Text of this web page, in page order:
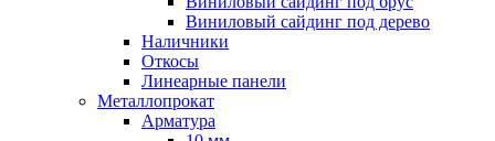
Виниловый сайдинг под дерево
Наличники
Откосы
Линеарные панели
Металлопрокат
Арматура